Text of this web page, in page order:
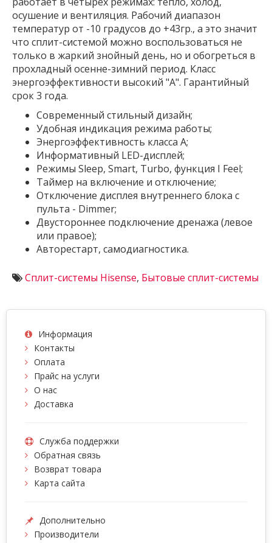
осушение и вентиляция. Рабочий диапазон
температур от -10 градусов до +43гр., а это значит
что сплит-системой можно воспользоваться не
только в жаркий знойный день, но и обогреться в
прохладный осенне-зимний период. Класс
энергоэффективности высокий "А". Гарантийный
срок 3 года.
Современный стильный дизайн;
Удобная индикация режима работы;
Энергоэффективность класса А;
Информативный LED-дисплей;
Режимы Sleep, Smart, Turbo, функция I Feel;
Таймер на включение и отключение;
Отключение дисплея внутреннего блока с
пульта - Dimmer;
Двустороннее подключение дренажа (левое
или правое);
Авторестарт, самодиагностика.
Сплит-системы Hisense, Бытовые сплит-системы
Информация
Контакты
Оплата
Прайс на услуги
О нас
Доставка
Служба поддержки
Обратная связь
Возврат товара
Карта сайта
Дополнительно
Производители